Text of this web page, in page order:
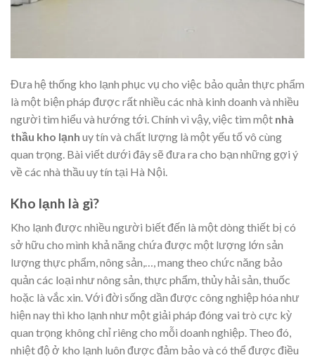
Đưa hệ thống kho lạnh phục vụ cho việc bảo quản thực phẩm
là một biện pháp được rất nhiều các nhà kinh doanh và nhiều
người tìm hiểu và hướng tới. Chính vì vậy, việc tìm một nhà
thầu kho lạnh uy tín và chất lượng là một yếu tố vô cùng
quan trọng. Bài viết dưới đây sẽ đưa ra cho bạn những gợi ý
về các nhà thầu uy tín tại Hà Nội.
Kho lạnh là gì?
Kho lạnh được nhiều người biết đến là một dòng thiết bị có
sở hữu cho mình khả năng chứa được một lượng lớn sản
lượng thực phẩm, nông sản,…, mang theo chức năng bảo
quản các loại như nông sản, thực phẩm, thủy hải sản, thuốc
hoặc là vắc xin. Với đời sống dần được công nghiệp hóa như
hiện nay thì kho lạnh như một giải pháp đóng vai trò cực kỳ
quan trọng không chỉ riêng cho mỗi doanh nghiệp. Theo đó,
nhiệt độ ở kho lạnh luôn được đảm bảo và có thể được điều